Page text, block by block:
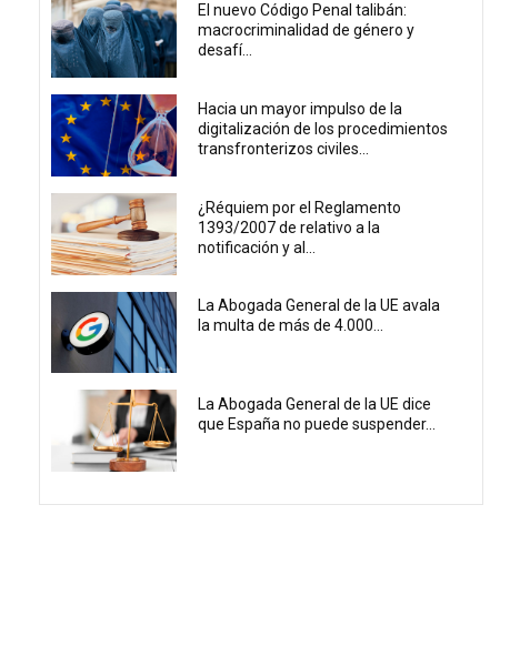
El nuevo Código Penal talibán:
macrocriminalidad de género y
desafí...
Hacia un mayor impulso de la
digitalización de los procedimientos
transfronterizos civiles...
¿Réquiem por el Reglamento
1393/2007 de relativo a la
notificación y al...
La Abogada General de la UE avala
la multa de más de 4.000...
La Abogada General de la UE dice
que España no puede suspender...